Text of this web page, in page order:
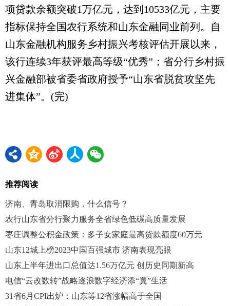
项贷款余额突破1万亿元，达到10533亿元，主要
指标保持全国农行系统和山东金融同业前列。自
山东金融机构服务乡村振兴考核评估开展以来，
该行连续3年获评最高等级“优秀”；省分行乡村振
兴金融部被省委省政府授予“山东省脱贫攻坚先
进集体”。(完)
推荐阅读
济南、青岛取消限购，什么信号？
农行山东省分行聚力服务全省绿色低碳高质量发展
枣庄调整公积金政策：多子女家庭最高贷款额度60万元
山东12城上榜2023中国百强城市 济南表现亮眼
山东上半年进出口总值达1.56万亿元 创历史同期新高
电信“云改数转”战略逐浪数字经济添“翼”生活
31省6月CPI出炉：山东等12省涨幅高于全国